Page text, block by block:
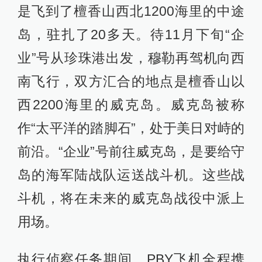
是飞到了檀香山西北1200海里的中途
岛，驻扎了20多天。待11月下旬“企
业”号从珍珠港出发，穆勒再驾机向西
南飞行，双方汇合的地点是檀香山以
西2200海里的威克岛。威克岛被称
作“太平洋的踏脚石”，处于美日对峙的
前沿。“企业”号前往威克岛，是要给守
岛的海军陆战队运送战斗机。这些战
斗机，将在未来的威克岛战役中派上
用场。
执行侦察任务期间，PBY飞机全程携